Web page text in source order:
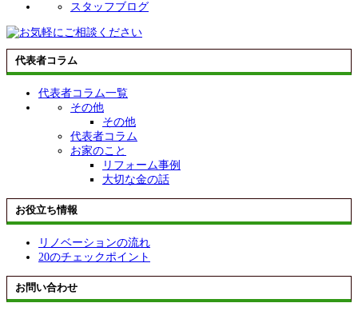
スタッフブログ
代表者コラム
代表者コラム一覧
その他
その他
代表者コラム
お家のこと
リフォーム事例
大切な金の話
お役立ち情報
リノベーションの流れ
20のチェックポイント
お問い合わせ